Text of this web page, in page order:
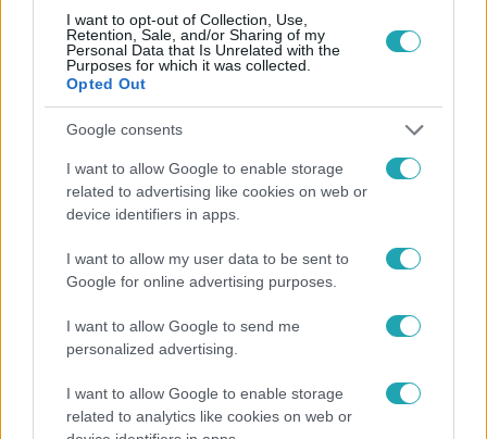
I want to opt-out of Collection, Use,
Retention, Sale, and/or Sharing of my
Personal Data that Is Unrelated with the
Purposes for which it was collected.
Opted Out
Google consents
I want to allow Google to enable storage
related to advertising like cookies on web or
device identifiers in apps.
I want to allow my user data to be sent to
Google for online advertising purposes.
I want to allow Google to send me
personalized advertising.
I want to allow Google to enable storage
related to analytics like cookies on web or
Népszerű